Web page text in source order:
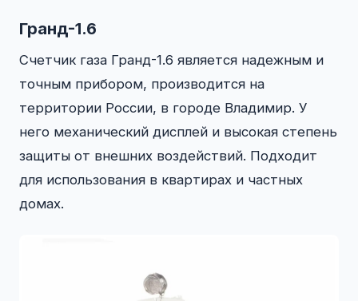
Гранд-1.6
Счетчик газа Гранд-1.6 является надежным и
точным прибором, производится на
территории России, в городе Владимир. У
него механический дисплей и высокая степень
защиты от внешних воздействий. Подходит
для использования в квартирах и частных
домах.